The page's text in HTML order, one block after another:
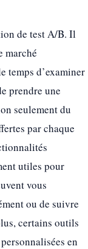
de test A/B. Il
marché
temps d’examiner
prendre une
seulement du
par chaque
utiles pour
vous
ou de suivre
certains outils
en